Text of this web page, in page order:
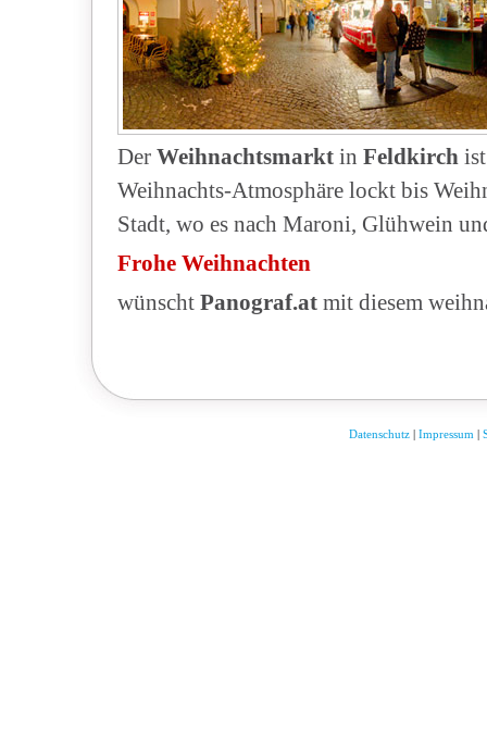
Der Weihnachtsmarktin Feldkirch
Weihnachts-Atmosphäre lockt bis
Stadt, wo es nach Maroni, Glühwein
Frohe Weihnachten
wünscht Panograf.at mit diesem
Datenschutz| Impressum |